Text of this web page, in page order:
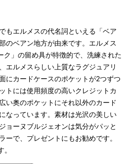
もエルメスの代名詞といえる「ベア
のベアン地方が由来です。エルメス
ク」の留め具が特徴的で、洗練された
エルメスらしい上質なラグジュアリ
にカードケースのポケットが2つずつ
トには使用頻度の高いクレジットカ
い奥のポケットにそれ以外のカード
なっています。素材は光沢の美しい
ョーヌブルジェオンは気分がパッと
ーで、プレゼントにもお勧めです。